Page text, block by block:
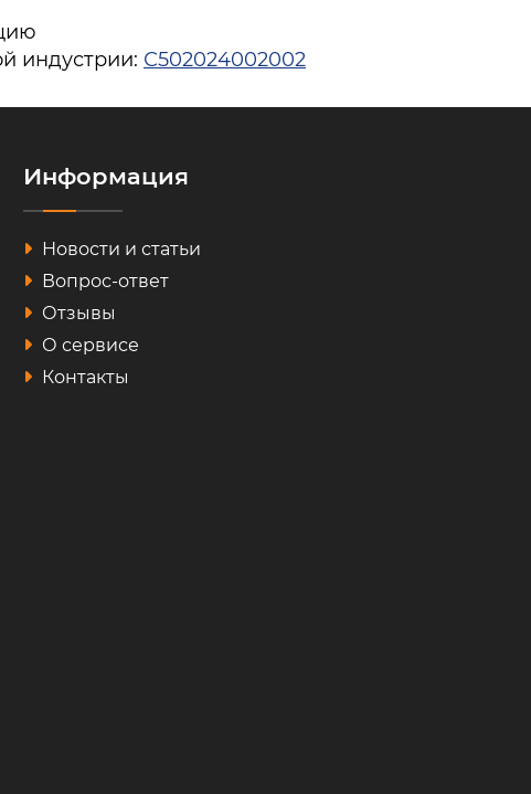
индустрии: С502024002002
Информация
Новости и статьи
Вопрос-ответ
Отзывы
О сервисе
Контакты